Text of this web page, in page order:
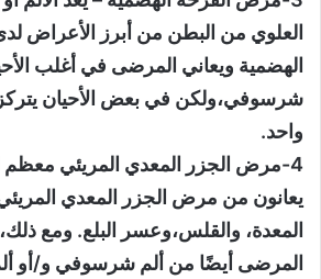
العلوي من البطن من أبرز الأعراض
الهضمية ويعاني المرضى في أغلب
شرسوفي،ولكن في بعض الأحيان
واحد.
4-مرض الجزر المعدي المريئي معظم
يعانون من مرض الجزر المعدي
المعدة، والقلس،وعسر البلع. ومع
المرضى أيضًا من ألم شرسوفي و/أو